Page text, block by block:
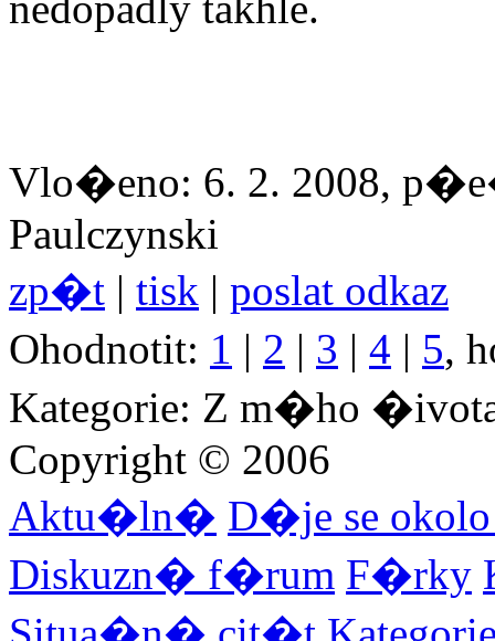
Vlo�eno: 6. 2. 2008,
Paulczynski
zp�t | tisk | poslat odkaz
Ohodnotit: 1 | 2 | 3 | 4 | 5,
Kategorie: Z m�ho
Copyright © 2006
Aktu�ln� D�je se
Diskuzn� f�rum F�rky